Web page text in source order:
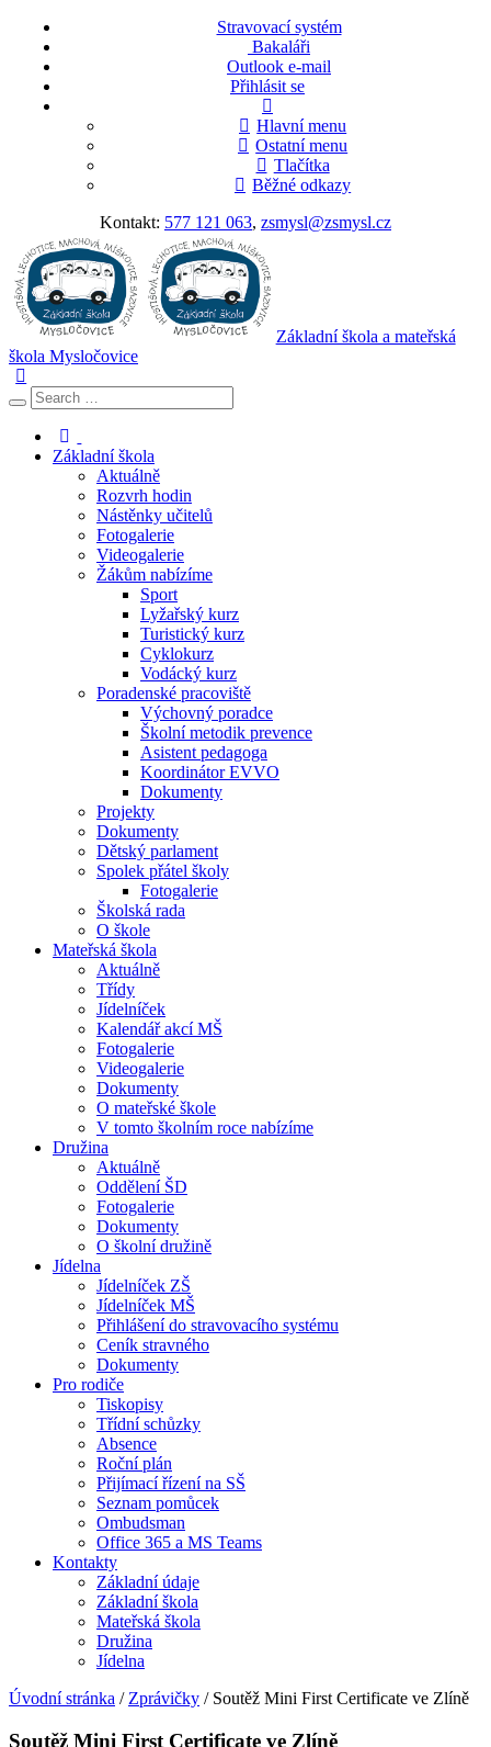
Stravovací systém
Bakaláři
Outlook e-mail
Přihlásit se
Hlavní menu
Ostatní menu
Tlačítka
Běžné odkazy
Kontakt: 577 121 063, zsmysl@zsmysl.cz
Základní škola a mateřská
škola Mysločovice
Základní škola
Aktuálně
Rozvrh hodin
Nástěnky učitelů
Fotogalerie
Videogalerie
Žákům nabízíme
Sport
Lyžařský kurz
Turistický kurz
Cyklokurz
Vodácký kurz
Poradenské pracoviště
Výchovný poradce
Školní metodik prevence
Asistent pedagoga
Koordinátor EVVO
Dokumenty
Projekty
Dokumenty
Dětský parlament
Spolek přátel školy
Fotogalerie
Školská rada
O škole
Mateřská škola
Aktuálně
Třídy
Jídelníček
Kalendář akcí MŠ
Fotogalerie
Videogalerie
Dokumenty
O mateřské škole
V tomto školním roce nabízíme
Družina
Aktuálně
Oddělení ŠD
Fotogalerie
Dokumenty
O školní družině
Jídelna
Jídelníček ZŠ
Jídelníček MŠ
Přihlášení do stravovacího systému
Ceník stravného
Dokumenty
Pro rodiče
Tiskopisy
Třídní schůzky
Absence
Roční plán
Přijímací řízení na SŠ
Seznam pomůcek
Ombudsman
Office 365 a MS Teams
Kontakty
Základní údaje
Základní škola
Mateřská škola
Družina
Jídelna
Úvodní stránka / Zprávičky / Soutěž Mini First Certificate ve Zlíně
Soutěž Mini First Certificate ve Zlíně